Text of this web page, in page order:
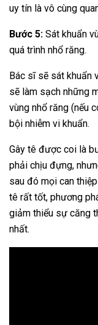
uy tín là vô cùng
Bước 5: Sát khuẩn
quá trình nhổ răng.
Bác sĩ sẽ sát khuẩn
sẽ làm sạch những
vùng nhổ răng (nếu
bội nhiễm vi khuẩn.
Gây tê được coi là
phải chịu đựng,
sau đó mọi can
tê rất tốt, phương
giảm thiểu sự căng
nhất.